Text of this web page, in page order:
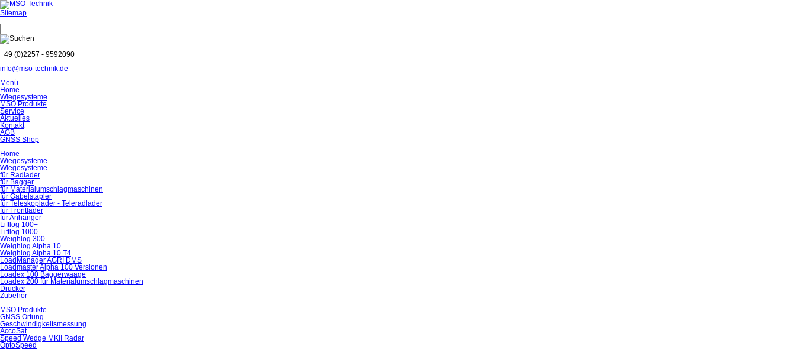
Sitemap
+49 (0)2257 - 9592090
info@mso-technik.de
Menü
Home
Wiegesysteme
MSO Produkte
Service
Aktuelles
Kontakt
AGB
GNSS Shop
Home
Wiegesysteme
Wiegesysteme
für Radlader
für Bagger
für Material­umschlag­maschinen
für Gabelstapler
für Teleskoplader - Teleradlader
für Frontlader
für Anhänger
Liftlog 100+
Liftlog 1000
Weighlog 300
Weighlog Alpha 10
Weighlog Alpha 10 T4
LoadManager AGRI DMS
Loadmaster Alpha 100 Versionen
Loadex 100 Baggerwaage
Loadex 200 für Material­umschlag­maschinen
Drucker
Zubehör
MSO Produkte
GNSS Ortung
Geschwindigkeits­messung
AccoSat
Speed Wedge MKII Radar
OptoSpeed